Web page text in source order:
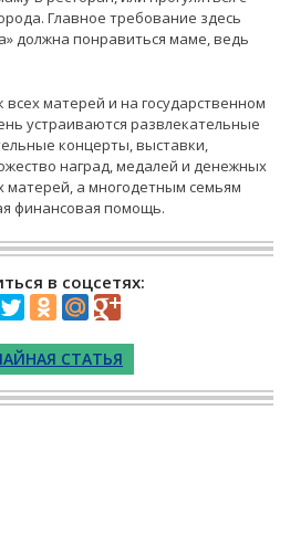
Главное требование здесь
должна понравиться маме, ведь
матерей и на государственном
устраиваются развлекательные
концерты, выставки,
наград, медалей и денежных
матерей, а многодетным семьям
финансовая помощь.
в соцсетях:
СТАТЬЯ